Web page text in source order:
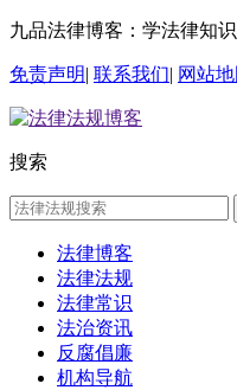
九品法律博客：学法律知
免责声明| 联系我们| 网站地
搜索
法律博客
法律法规
法律常识
法治资讯
反腐倡廉
机构导航